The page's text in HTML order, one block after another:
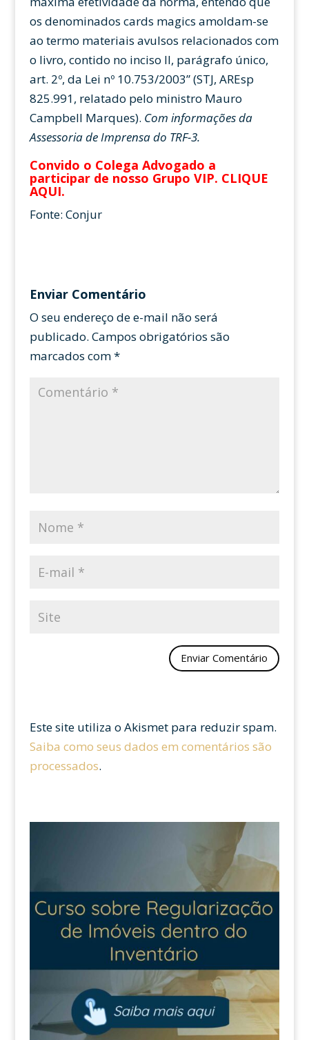
os denominados cards magics amoldam-se
ao termo materiais avulsos relacionados com
o livro, contido no inciso II, parágrafo único,
art. 2º, da Lei nº 10.753/2003” (STJ, AREsp
825.991, relatado pelo ministro Mauro
Campbell Marques). Com informações da
Assessoria de Imprensa do TRF-3.
Convido o Colega Advogado a
participar de nosso Grupo VIP. CLIQUE
AQUI.
Fonte: Conjur
Enviar Comentário
O seu endereço de e-mail não será
publicado. Campos obrigatórios são
marcados com*
Este site utiliza o Akismet para reduzir spam.
Saiba como seus dados em comentários são
processados.